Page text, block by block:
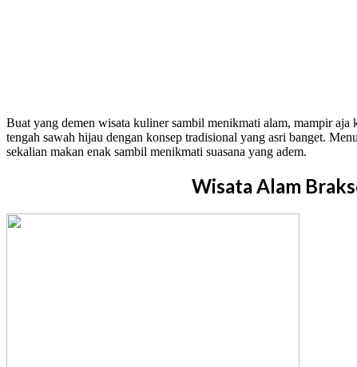
Buat yang demen wisata kuliner sambil menikmati alam, mampir
tengah sawah hijau dengan konsep tradisional yang asri banget.
sekalian makan enak sambil menikmati suasana yang adem.
Wisata Alam